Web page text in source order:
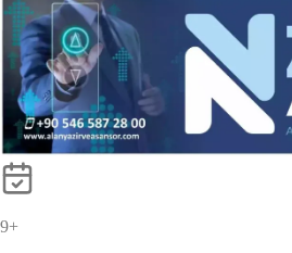
10+